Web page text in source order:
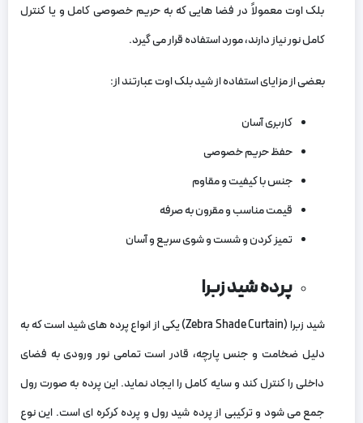
بلک اوت معمولاً در فضا هایی که به حریم خصوصی کامل و یا کنترل
کامل نور نیاز دارند، مورد استفاده قرار می‌ گیرد.
بعضی از مزایای استفاده از شید بلک اوت عبارتند از:
کاربری آسان
حفظ حریم خصوصی
جنس با کیفیت و مقاوم
قیمت مناسب و مقرون به صرفه
تمیز کردن و شست‌ و شوی سریع و آسان
پرده شید زبرا
شید زبرا (Zebra Shade Curtain) یکی از انواع پرده‌ های شید است که به‌
دلیل ضخامت و جنس پارچه، قادر است تمامی نور ورودی به فضای
داخلی را کنترل کند و سایه کامل را ایجاد نماید. این پرده به صورت رول
جمع می‌ شود و ترکیبی از پرده شید رول و پرده کرکره‌ ای است. این نوع